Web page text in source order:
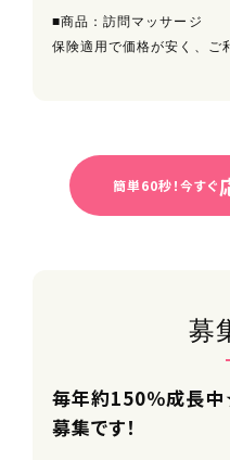
■商品：訪問マッサージ
保険適用で価格が安く、ご
簡単60秒！今すぐ
募
毎年約150％成長
募集です！